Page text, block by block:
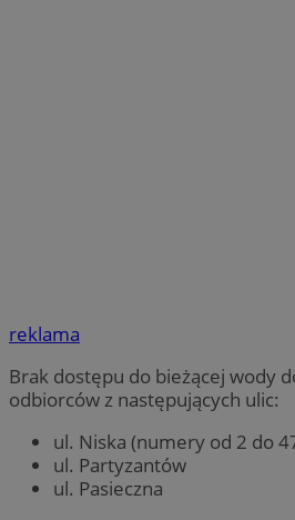
reklama
Brak dostępu do bieżącej wody
odbiorców z następujących ulic:
ul. Niska (numery od 2 do
ul. Partyzantów
ul. Pasieczna